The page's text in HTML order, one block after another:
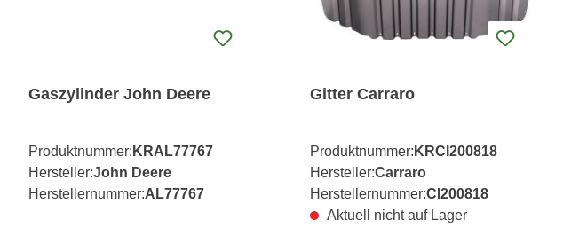
Gaszylinder John Deere
Produktnummer: KRAL77767
Hersteller:John Deere
Herstellernummer:AL77767
Gitter Carraro
Produktnummer: KRCI200818
Hersteller:Carraro
Herstellernummer:CI200818
Aktuell nicht auf Lager